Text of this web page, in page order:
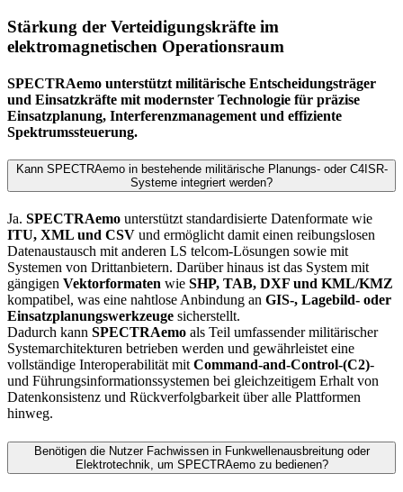
Stärkung der Verteidigungskräfte im
elektromagnetischen Operationsraum
SPECTRAemo unterstützt militärische Entscheidungsträger
und Einsatzkräfte mit modernster Technologie für präzise
Einsatzplanung, Interferenzmanagement und effiziente
Spektrumssteuerung.
Kann SPECTRAemo in bestehende militärische Planungs- oder C4ISR-
Systeme integriert werden?
Ja. SPECTRAemo unterstützt standardisierte Datenformate wie
ITU, XML und CSV und ermöglicht damit einen reibungslosen
Datenaustausch mit anderen LS telcom-Lösungen sowie mit
Systemen von Drittanbietern. Darüber hinaus ist das System mit
gängigen Vektorformaten wie SHP, TAB, DXF und KML/KMZ
kompatibel, was eine nahtlose Anbindung an GIS-, Lagebild- oder
Einsatzplanungswerkzeuge sicherstellt.
Dadurch kann SPECTRAemo als Teil umfassender militärischer
Systemarchitekturen betrieben werden und gewährleistet eine
vollständige Interoperabilität mitCommand-and-Control-(C2)-
und Führungsinformationssystemen bei gleichzeitigem Erhalt von
Datenkonsistenz und Rückverfolgbarkeit über alle Plattformen
hinweg.
Benötigen die Nutzer Fachwissen in Funkwellenausbreitung oder
Elektrotechnik, um SPECTRAemo zu bedienen?